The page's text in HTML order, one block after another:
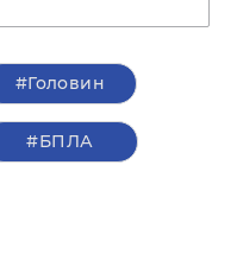
#Головин
#БПЛА